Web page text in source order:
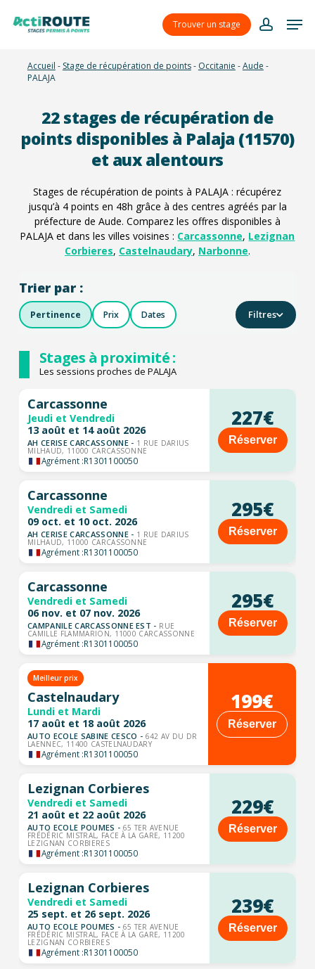
Trouver un stage
account
Accueil - Stage de récupération de points- Occitanie -Aude -
PALAJA
22stages de récupération de
points disponibles à Palaja (11570)
et aux alentours
Stages de récupération de points à PALAJA : récupérez
jusqu’à 4 points en 48h grâce à des centres agréés par la
préfecture de Aude. Comparez les offres disponibles à
PALAJA et dans les villes voisines : Carcassonne, Lezignan
Corbieres, Castelnaudary, Narbonne.
Trier par :
Pertinence Prix Dates Filtres
Stages à proximité :
Les sessions proches de PALAJA
Carcassonne
Jeudi et Vendredi
13 août et 14 août 2026
AH CERISE CARCASSONNE - 1 RUE DARIUS
MILHAUD, 11000 CARCASSONNE
Agrément :R1301100050
227€
Réserver
Carcassonne
Vendredi et Samedi
09 oct. et 10 oct. 2026
AH CERISE CARCASSONNE - 1 RUE DARIUS
MILHAUD, 11000 CARCASSONNE
Agrément :R1301100050
295€
Réserver
Carcassonne
Vendredi et Samedi
06 nov. et 07 nov. 2026
CAMPANILE CARCASSONNE EST - RUE
CAMILLE FLAMMARION, 11000 CARCASSONNE
Agrément :R1301100050
295€
Réserver
Meilleur prix
Castelnaudary
Lundi et Mardi
17 août et 18 août 2026
AUTO ECOLE SABINE CESCO - 642 AV DU DR
LAENNEC, 11400 CASTELNAUDARY
Agrément :R1301100050
199€
Réserver
Lezignan Corbieres
Vendredi et Samedi
21 août et 22 août 2026
AUTO ECOLE POUMES - 65 TER AVENUE
FRÉDÉRIC MISTRAL, FACE À LA GARE, 11200
LEZIGNAN CORBIERES
Agrément :R1301100050
229€
Réserver
Lezignan Corbieres
Vendredi et Samedi
25 sept. et 26 sept. 2026
AUTO ECOLE POUMES - 65 TER AVENUE
FRÉDÉRIC MISTRAL, FACE À LA GARE, 11200
LEZIGNAN CORBIERES
Agrément :R1301100050
239€
Réserver